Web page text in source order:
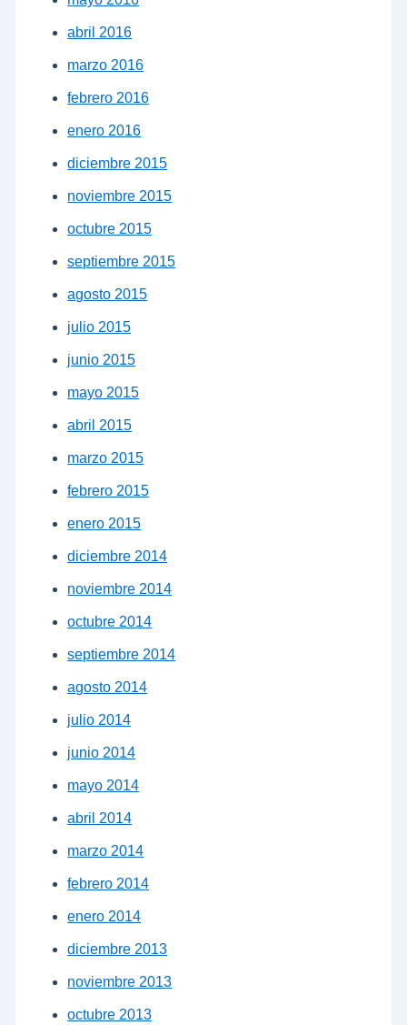
abril 2016
marzo 2016
febrero 2016
enero 2016
diciembre 2015
noviembre 2015
octubre 2015
septiembre 2015
agosto 2015
julio 2015
junio 2015
mayo 2015
abril 2015
marzo 2015
febrero 2015
enero 2015
diciembre 2014
noviembre 2014
octubre 2014
septiembre 2014
agosto 2014
julio 2014
junio 2014
mayo 2014
abril 2014
marzo 2014
febrero 2014
enero 2014
diciembre 2013
noviembre 2013
octubre 2013